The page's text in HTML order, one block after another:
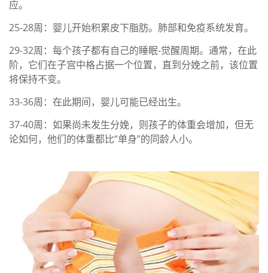
应。
25-28周：婴儿开始积累皮下脂肪。肺部和免疫系统发育。
29-32周：每个孩子都有自己的睡眠-觉醒周期。通常，在此
阶，它们在子宫中格占据一个位置，直到分娩之前，该位置
将保持不变。
33-36周：在此期间，婴儿可能已经出生。
37-40周：如果尚未发生分娩，则孩子的体重会增加，但无
论如何，他们的体重都比“单身”的同龄人小。